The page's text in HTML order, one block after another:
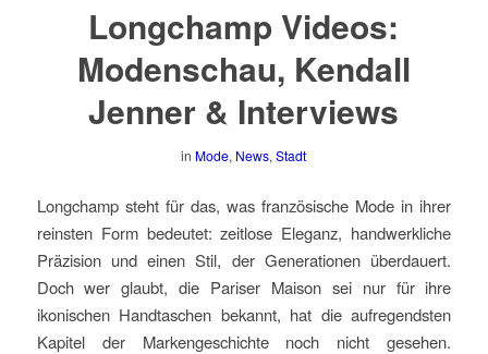
Longchamp Videos:
Modenschau, Kendall
Jenner & Interviews
in Mode, News,Stadt
Longchamp steht für das, was französische Mode in ihrer
reinsten Form bedeutet: zeitlose Eleganz, handwerkliche
Präzision und einen Stil, der Generationen überdauert.
Doch wer glaubt, die Pariser Maison sei nur für ihre
ikonischen Handtaschen bekannt, hat die aufregendsten
Kapitel der Markengeschichte noch nicht gesehen.